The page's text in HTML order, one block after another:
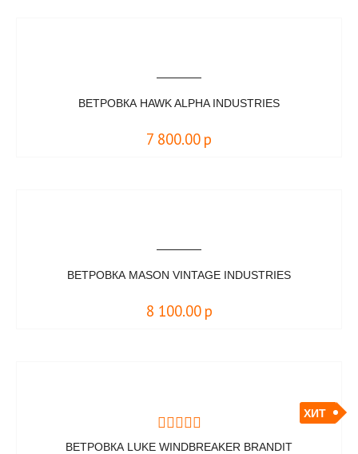
ВЕТРОВКА HAWK ALPHA INDUSTRIES
7 800.00 р
ВЕТРОВКА MASON VINTAGE INDUSTRIES
8 100.00 р
ХИТ
ВЕТРОВКА LUKE WINDBREAKER BRANDIT